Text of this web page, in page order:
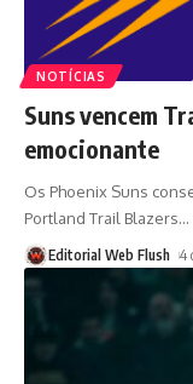
NOTÍCIAS
Suns vencem
emocionante
Os Phoenix Suns
Portland Trail Blazers…
Editorial Web Flush 4